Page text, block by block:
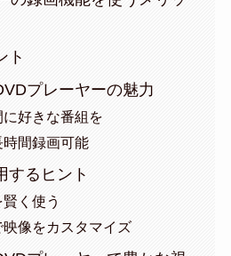
ト
プレーヤーの魅力
好きな番組を
間録画可能
するヒント
く使う
像をカスタマイズ